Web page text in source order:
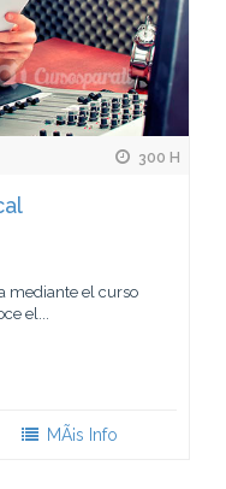
300 H
mediante el curso
el...
MÃ¡s Info